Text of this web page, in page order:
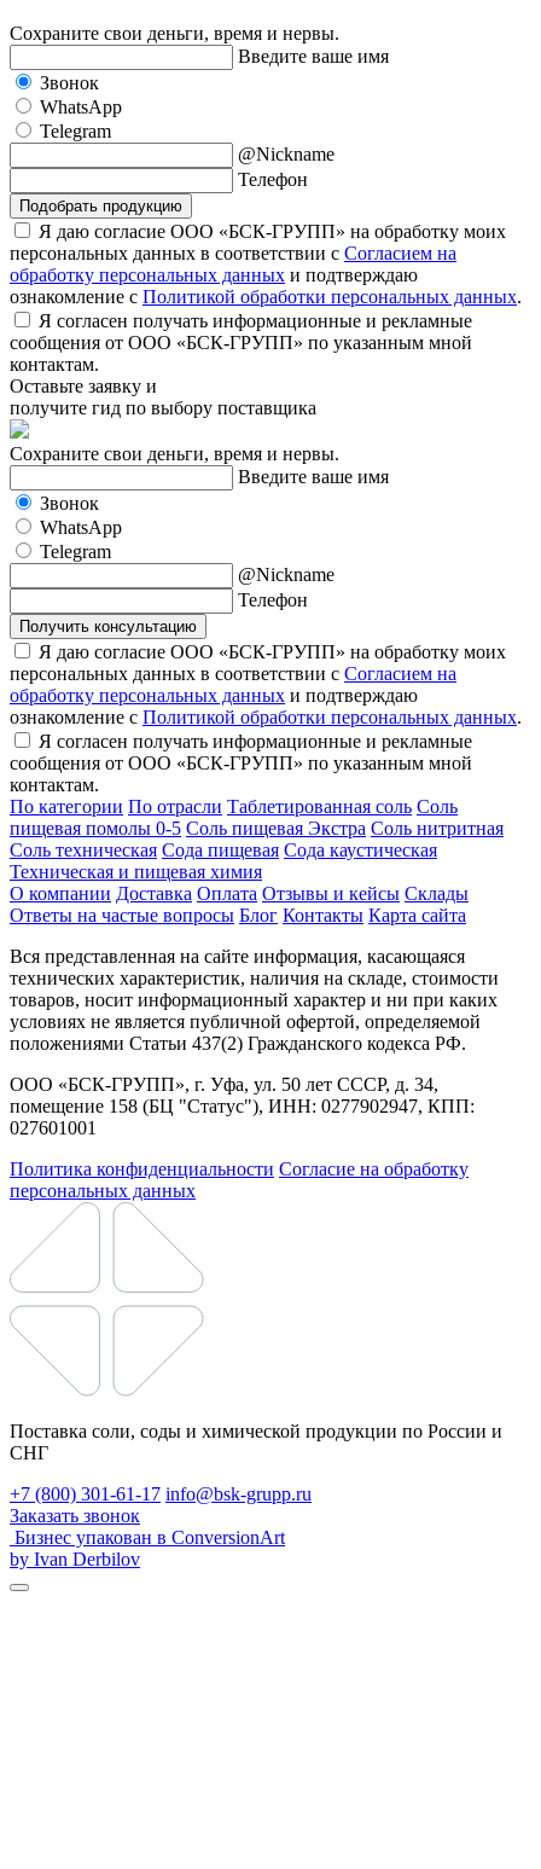
Сохраните свои деньги, время и нервы.
Введите ваше имя
Звонок
WhatsApp
Telegram
@Nickname
Телефон
Подобрать продукцию
Я даю согласие ООО «БСК-ГРУПП» на обработку моих
персональных данных в соответствии с Согласием на
обработку персональных данных и подтверждаю
ознакомление с Политикой обработки персональных данных.
Я согласен получать информационные и рекламные
сообщения от ООО «БСК-ГРУПП» по указанным мной
контактам.
Оставьте заявку и
получите гид по выбору поставщика
Сохраните свои деньги, время и нервы.
Введите ваше имя
Звонок
WhatsApp
Telegram
@Nickname
Телефон
Получить консультацию
Я даю согласие ООО «БСК-ГРУПП» на обработку моих
персональных данных в соответствии с Согласием на
обработку персональных данных и подтверждаю
ознакомление с Политикой обработки персональных данных.
Я согласен получать информационные и рекламные
сообщения от ООО «БСК-ГРУПП» по указанным мной
контактам.
По категории По отрасли Таблетированная соль Соль
пищевая помолы 0-5 Соль пищевая Экстра Соль нитритная
Соль техническая Сода пищевая Сода каустическая
Техническая и пищевая химия
О компании Доставка Оплата Отзывы и кейсы Склады
Ответы на частые вопросы Блог Контакты Карта сайта
Вся представленная на сайте информация, касающаяся
технических характеристик, наличия на складе, стоимости
товаров, носит информационный характер и ни при каких
условиях не является публичной офертой, определяемой
положениями Статьи 437(2) Гражданского кодекса РФ.
ООО «БСК-ГРУПП», г. Уфа, ул. 50 лет СССР, д. 34,
помещение 158 (БЦ "Статус"), ИНН: 0277902947, КПП:
027601001
Политика конфиденциальности Согласие на обработку
персональных данных
Поставка соли, соды и химической продукции по России и
СНГ
+7 (800) 301-61-17 info@bsk-grupp.ru
Заказать звонок
Бизнес упакован в ConversionArt
by Ivan Derbilov